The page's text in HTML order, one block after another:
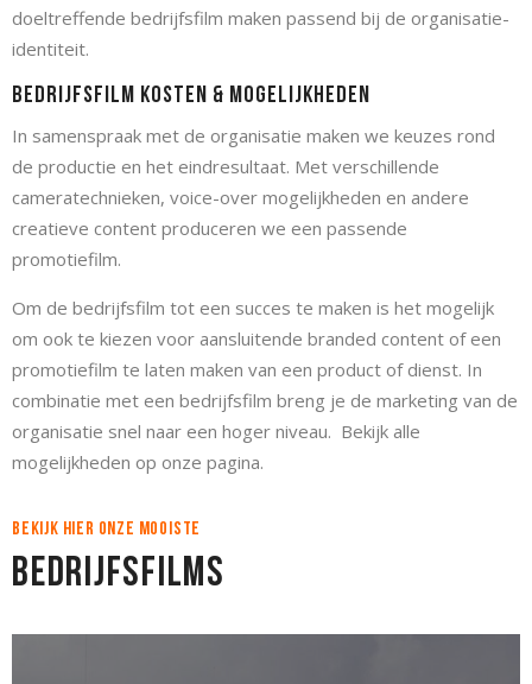
doeltreffende bedrijfsfilm maken passend bij de organisatie-
identiteit.
Bedrijfsfilm kosten & mogelijkheden
In samenspraak met de organisatie maken we keuzes rond
de productie en het eindresultaat. Met verschillende
cameratechnieken, voice-over mogelijkheden en andere
creatieve content produceren we een passende
promotiefilm.
Om de bedrijfsfilm tot een succes te maken is het mogelijk
om ook te kiezen voor aansluitende branded content of een
promotiefilm te laten maken van een product of dienst. In
combinatie met een bedrijfsfilm breng je de marketing van de
organisatie snel naar een hoger niveau. Bekijk alle
mogelijkheden op onze pagina.
Bekijk hier onze mooiste
Bedrijfsfilms